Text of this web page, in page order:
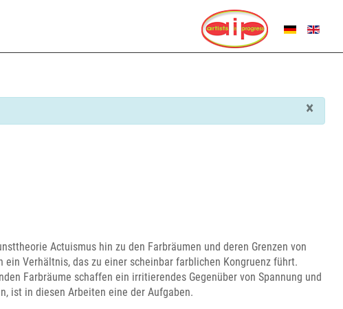
SPRACHE
×
Actuismus hin zu den Farbräumen und deren Grenzen von
Verhältnis, das zu einer scheinbar farblichen Kongruenz führt.
Farbräume schaffen ein irritierendes Gegenüber von Spannung und
ist in diesen Arbeiten eine der Aufgaben.